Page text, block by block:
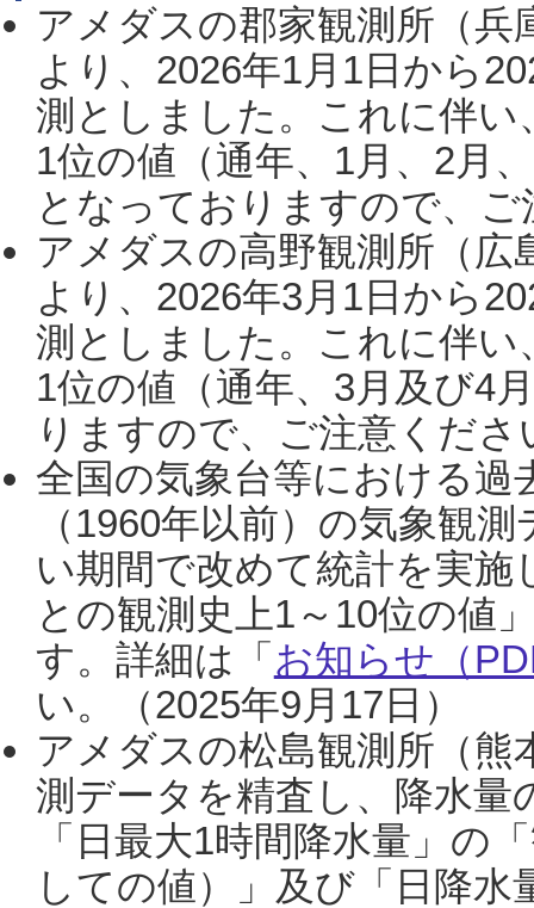
アメダスの郡家観測所（
より、2026年1月1日から
測としました。これに伴い
1位の値（通年、1月、2月
となっておりますので、
アメダスの高野観測所（
より、2026年3月1日から
測としました。これに伴い
1位の値（通年、3月及び4
りますので、ご注意くだ
全国の気象台等における過
（1960年以前）の気象観
い期間で改めて統計を実
との観測史上1～10位の値
す。詳細は「 お知らせ（
い。（2025年9月17日）
アメダスの松島観測所（熊
測データを精査し、降水
「日最大1時間降水量」の
しての値）」及び「日降